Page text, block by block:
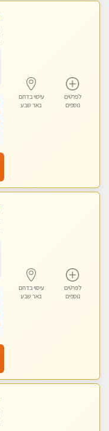
לפרטים
נוספים
עיסוי בדרום
באר שבע
לפרטים
נוספים
עיסוי בדרום
באר שבע